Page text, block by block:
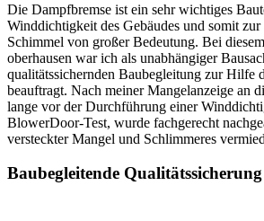
Die Dampfbremse ist ein sehr wichtiges
Winddichtigkeit des Gebäudes und somit
Schimmel von großer Bedeutung. Bei
oberhausen war ich als unabhängiger
qualitätssichernden Baubegleitung zur Hilfe
beauftragt. Nach meiner Mangelanzeige an
lange vor der Durchführung einer
BlowerDoor-Test, wurde fachgerecht
versteckter Mangel und Schlimmeres
Baubegleitende